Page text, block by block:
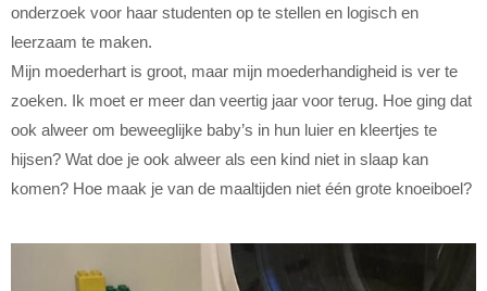
onderzoek voor haar studenten op te stellen en logisch en
leerzaam te maken.
Mijn moederhart is groot, maar mijn moederhandigheid is ver te
zoeken. Ik moet er meer dan veertig jaar voor terug. Hoe ging dat
ook alweer om beweeglijke baby’s in hun luier en kleertjes te
hijsen? Wat doe je ook alweer als een kind niet in slaap kan
komen? Hoe maak je van de maaltijden niet één grote knoeiboel?